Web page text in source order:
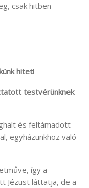
csak hitben
hitet!
testvérünknek
és feltámadott
egyházunkhoz való
így a
Jézust láttatja, de a